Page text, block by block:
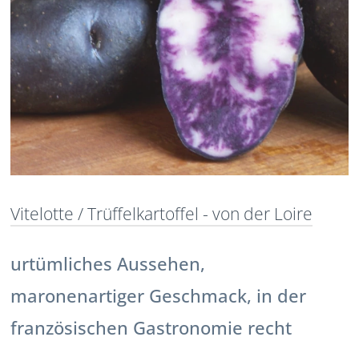
Vitelotte / Trüffelkartoffel - von der Loire
urtümliches Aussehen,
maronenartiger Geschmack, in der
französischen Gastronomie recht